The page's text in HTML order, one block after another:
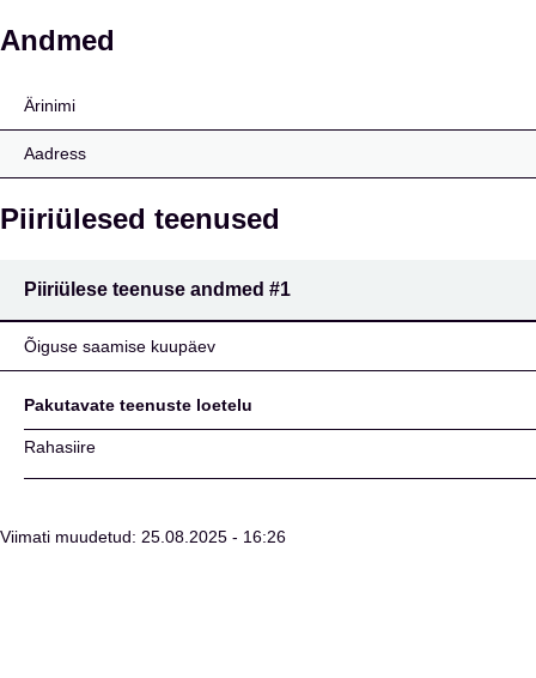
ArcaPay UAB
Andmed
Ärinimi
Aadress
Piiriülesed teenused
Piiriülese teenuse andmed #1
Õiguse saamise kuupäev
Pakutavate teenuste loetelu
Rahasiire
Viimati muudetud: 25.08.2025 - 16:26